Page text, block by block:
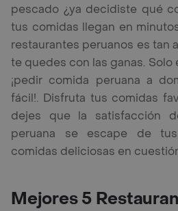
pescado ¿ya decidiste qué
tus comidas llegan en
restaurantes peruanos es tan
te quedes con las ganas. Solo
¡pedir comida peruana a
fácil!. Disfruta tus comidas
dejes que la satisfacción
peruana se escape de
comidas deliciosas en
Mejores 5